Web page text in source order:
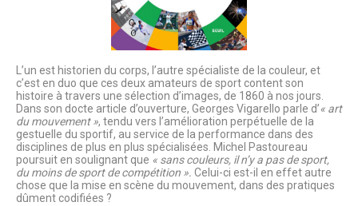
L’un est historien du corps, l’autre spécialiste de la couleur, et
c’est en duo que ces deux amateurs de sport content son
histoire à travers une sélection d’images, de 1860 à nos jours.
Dans son docte article d’ouverture, Georges Vigarello parle d’« art
du mouvement », tendu vers l’amélioration perpétuelle de la
gestuelle du sportif, au service de la performance dans des
disciplines de plus en plus spécialisées. Michel Pastoureau
poursuit en soulignant que « sans couleurs, il n’y a pas de sport,
du moins de sport de compétition ». Celui-ci est-il en effet autre
chose que la mise en scène du mouvement, dans des pratiques
dûment codifiées ?